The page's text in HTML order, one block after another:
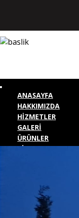
ANASAYFA
HAKKIMIZDA
HİZMETLER
GALERİ
ÜRÜNLER
BİZE ULAŞIN